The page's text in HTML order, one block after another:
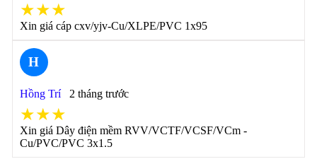
★★★
Xin giá cáp cxv/yjv-Cu/XLPE/PVC 1x95
H
Hồng Trí 2 tháng trước
★★★
Xin giá Dây điện mềm RVV/VCTF/VCSF/VCm -
Cu/PVC/PVC 3x1.5